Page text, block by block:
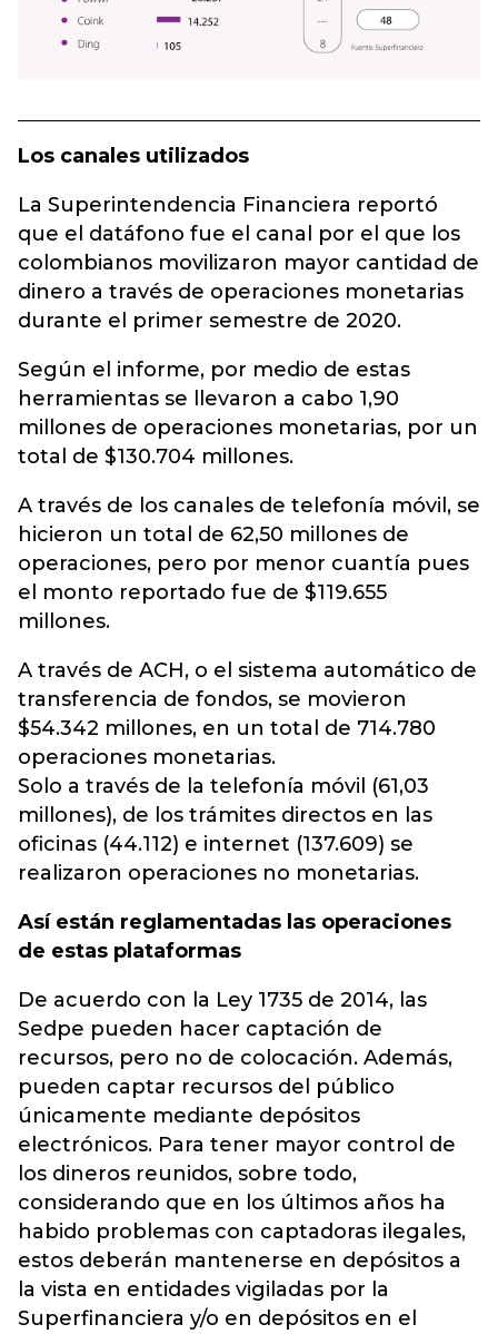
Los canales utilizados
La Superintendencia Financiera reportó
que el datáfono fue el canal por el que los
colombianos movilizaron mayor cantidad de
dinero a través de operaciones monetarias
durante el primer semestre de 2020.
Según el informe, por medio de estas
herramientas se llevaron a cabo 1,90
millones de operaciones monetarias, por un
total de $130.704 millones.
A través de los canales de telefonía móvil, se
hicieron un total de 62,50 millones de
operaciones, pero por menor cuantía pues
el monto reportado fue de $119.655
millones.
A través de ACH, o el sistema automático de
transferencia de fondos, se movieron
$54.342 millones, en un total de 714.780
operaciones monetarias.
Solo a través de la telefonía móvil (61,03
millones), de los trámites directos en las
oficinas (44.112) e internet (137.609) se
realizaron operaciones no monetarias.
Así están reglamentadas las operaciones
de estas plataformas
De acuerdo con la Ley 1735 de 2014, las
Sedpe pueden hacer captación de
recursos, pero no de colocación. Además,
pueden captar recursos del público
únicamente mediante depósitos
electrónicos. Para tener mayor control de
los dineros reunidos, sobre todo,
considerando que en los últimos años ha
habido problemas con captadoras ilegales,
estos deberán mantenerse en depósitos a
la vista en entidades vigiladas por la
Superfinanciera y/o en depósitos en el